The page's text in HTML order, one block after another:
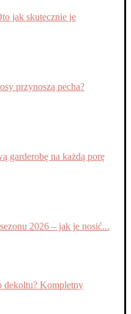
jak skutecznie je
przynoszą pecha?
garderobę na każdą porę
2026 – jak je nosić...
dekoltu? Kompletny